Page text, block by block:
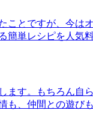
ことですが、今
単レシピを人気
す。もちろん
、仲間との遊び